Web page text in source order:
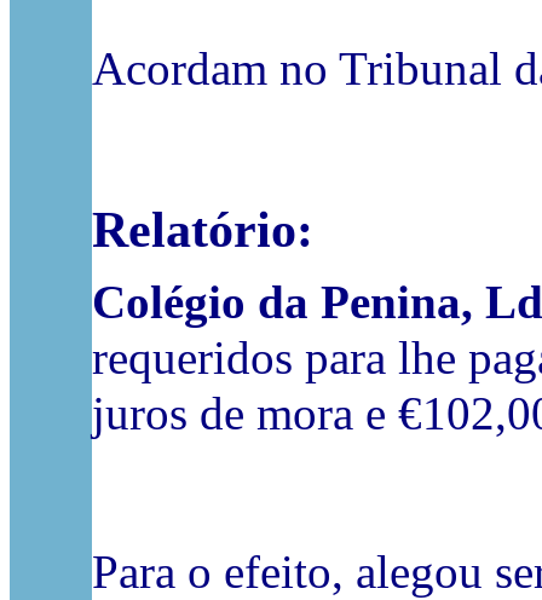
Acordam no Tribunal
Relatório:
Colégio da Penina,
requeridos para lhe
juros de mora e
Para o efeito, alegou